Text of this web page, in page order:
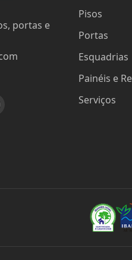
portas e
Pisos
Portas
Esquadrias
Painéis e
Serviços